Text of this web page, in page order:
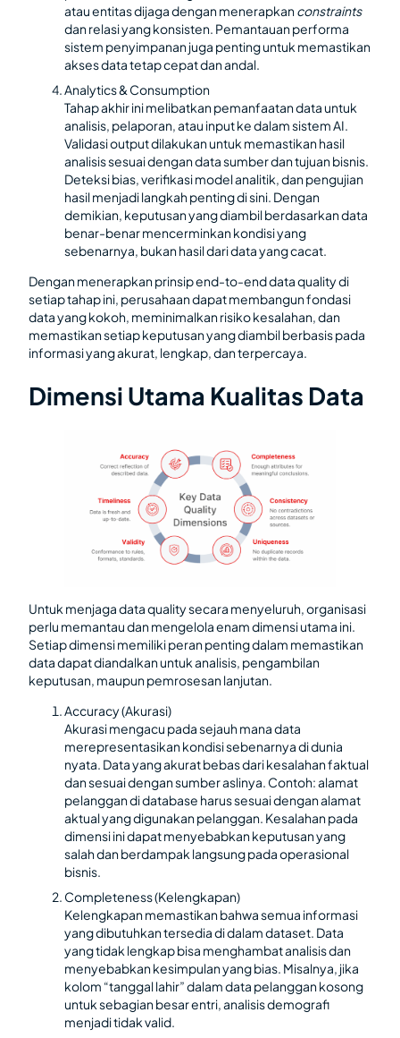
atau entitas dijaga dengan menerapkanconstraints
dan relasi yang konsisten. Pemantauan performa
sistem penyimpanan juga penting untuk memastikan
akses data tetap cepat dan andal.
Analytics & Consumption
Tahap akhir ini melibatkan pemanfaatan data untuk
analisis, pelaporan, atau input ke dalam sistem AI.
Validasi output dilakukan untuk memastikan hasil
analisis sesuai dengan data sumber dan tujuan bisnis.
Deteksi bias, verifikasi model analitik, dan pengujian
hasil menjadi langkah penting di sini. Dengan
demikian, keputusan yang diambil berdasarkan data
benar-benar mencerminkan kondisi yang
sebenarnya, bukan hasil dari data yang cacat.
Dengan menerapkan prinsip end-to-end data quality di
setiap tahap ini, perusahaan dapat membangun fondasi
data yang kokoh, meminimalkan risiko kesalahan, dan
memastikan setiap keputusan yang diambil berbasis pada
informasi yang akurat, lengkap, dan terpercaya.
Dimensi Utama Kualitas Data
Untuk menjaga data quality secara menyeluruh, organisasi
perlu memantau dan mengelola enam dimensi utama ini.
Setiap dimensi memiliki peran penting dalam memastikan
data dapat diandalkan untuk analisis, pengambilan
keputusan, maupun pemrosesan lanjutan.
Accuracy (Akurasi)
Akurasi mengacu pada sejauh mana data
merepresentasikan kondisi sebenarnya di dunia
nyata. Data yang akurat bebas dari kesalahan faktual
dan sesuai dengan sumber aslinya. Contoh: alamat
pelanggan di database harus sesuai dengan alamat
aktual yang digunakan pelanggan. Kesalahan pada
dimensi ini dapat menyebabkan keputusan yang
salah dan berdampak langsung pada operasional
bisnis.
Completeness (Kelengkapan)
Kelengkapan memastikan bahwa semua informasi
yang dibutuhkan tersedia di dalam dataset. Data
yang tidak lengkap bisa menghambat analisis dan
menyebabkan kesimpulan yang bias. Misalnya, jika
kolom “tanggal lahir” dalam data pelanggan kosong
untuk sebagian besar entri, analisis demografi
menjadi tidak valid.